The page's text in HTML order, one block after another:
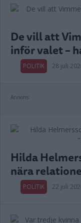
De vill att
inför valet –
POLITIK 28 juli
Annons:
Hilda
nära
POLITIK 22 juli